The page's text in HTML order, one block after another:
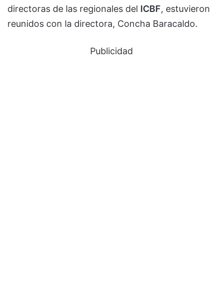
directoras de las regionales del ICBF, estuvieron
reunidos con la directora, Concha Baracaldo.
Publicidad